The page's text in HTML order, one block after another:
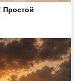
Простой